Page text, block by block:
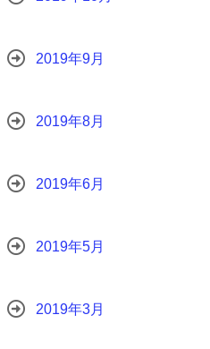
2019年9月
2019年8月
2019年6月
2019年5月
2019年3月